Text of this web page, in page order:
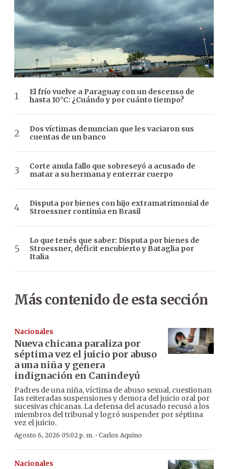
El frío vuelve a Paraguay con un descenso de
hasta 10°C: ¿Cuándo y por cuánto tiempo?
Dos víctimas denuncian que les vaciaron sus
cuentas de un banco
Corte anula fallo que sobreseyó a acusado de
matar a su hermana y enterrar cuerpo
Disputa por bienes con hijo extramatrimonial de
Stroessner continúa en Brasil
Lo que tenés que saber: Disputa por bienes de
Stroessner, déficit encubierto y Bataglia por
Italia
Más contenido de esta sección
Nacionales
Nueva chicana paraliza por
séptima vez el juicio por abuso
a una niña y genera
indignación en Canindeyú
Padres de una niña, víctima de abuso sexual, cuestionan
las reiteradas suspensiones y demora del juicio oral por
sucesivas chicanas. La defensa del acusado recusó a los
miembros del tribunal y logró suspender por séptima
vez el juicio.
Agosto 6, 2026 05:02 p. m. · Carlos Aquino
Nacionales